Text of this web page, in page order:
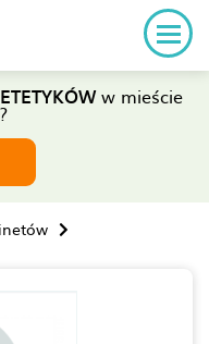
w mieście